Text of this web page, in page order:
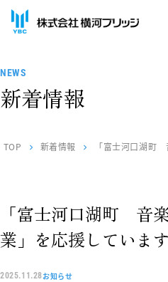
NEWS
新着情報
TOP chevron_right 新着情報 chevron_right
「富士河口湖町
「富士河口湖町 音
業」を応援しています
2025.11.28お知らせ